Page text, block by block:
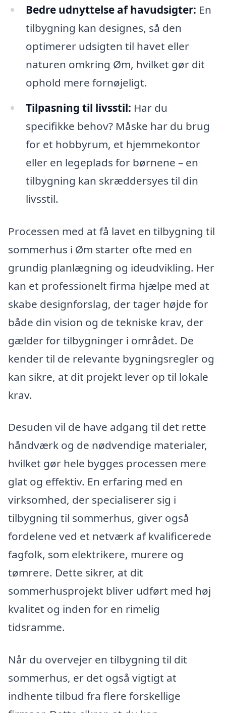
Bedre udnyttelse af havudsigter: En
tilbygning kan designes, så den
optimerer udsigten til havet eller
naturen omkring Øm, hvilket gør dit
ophold mere fornøjeligt.
Tilpasning til livsstil: Har du
specifikke behov? Måske har du brug
for et hobbyrum, et hjemmekontor
eller en legeplads for børnene – en
tilbygning kan skræddersyes til din
livsstil.
Processen med at få lavet en tilbygning til
sommerhus i Øm starter ofte med en
grundig planlægning og ideudvikling. Her
kan et professionelt firma hjælpe med at
skabe designforslag, der tager højde for
både din vision og de tekniske krav, der
gælder for tilbygninger i området. De
kender til de relevante bygningsregler og
kan sikre, at dit projekt lever op til lokale
krav.
Desuden vil de have adgang til det rette
håndværk og de nødvendige materialer,
hvilket gør hele bygges processen mere
glat og effektiv. En erfaring med en
virksomhed, der specialiserer sig i
tilbygning til sommerhus, giver også
fordelene ved et netværk af kvalificerede
fagfolk, som elektrikere, murere og
tømrere. Dette sikrer, at dit
sommerhusprojekt bliver udført med høj
kvalitet og inden for en rimelig
tidsramme.
Når du overvejer en tilbygning til dit
sommerhus, er det også vigtigt at
indhente tilbud fra flere forskellige